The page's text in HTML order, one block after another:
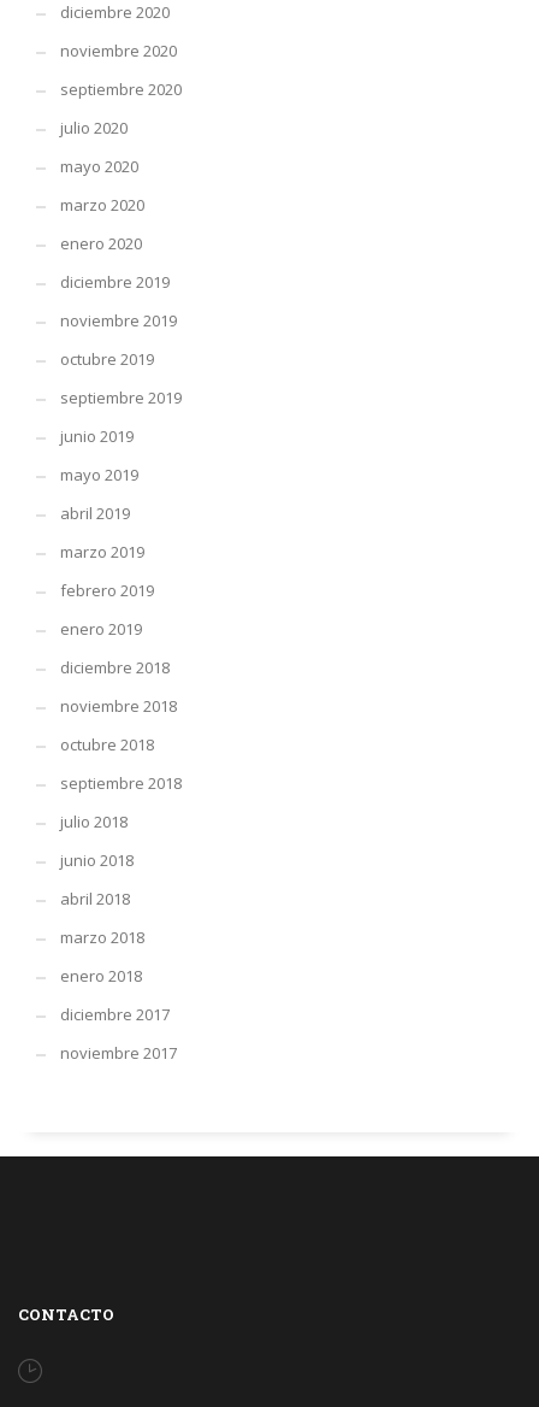
diciembre 2020
noviembre 2020
septiembre 2020
julio 2020
mayo 2020
marzo 2020
enero 2020
diciembre 2019
noviembre 2019
octubre 2019
septiembre 2019
junio 2019
mayo 2019
abril 2019
marzo 2019
febrero 2019
enero 2019
diciembre 2018
noviembre 2018
octubre 2018
septiembre 2018
julio 2018
junio 2018
abril 2018
marzo 2018
enero 2018
diciembre 2017
noviembre 2017
CONTACTO